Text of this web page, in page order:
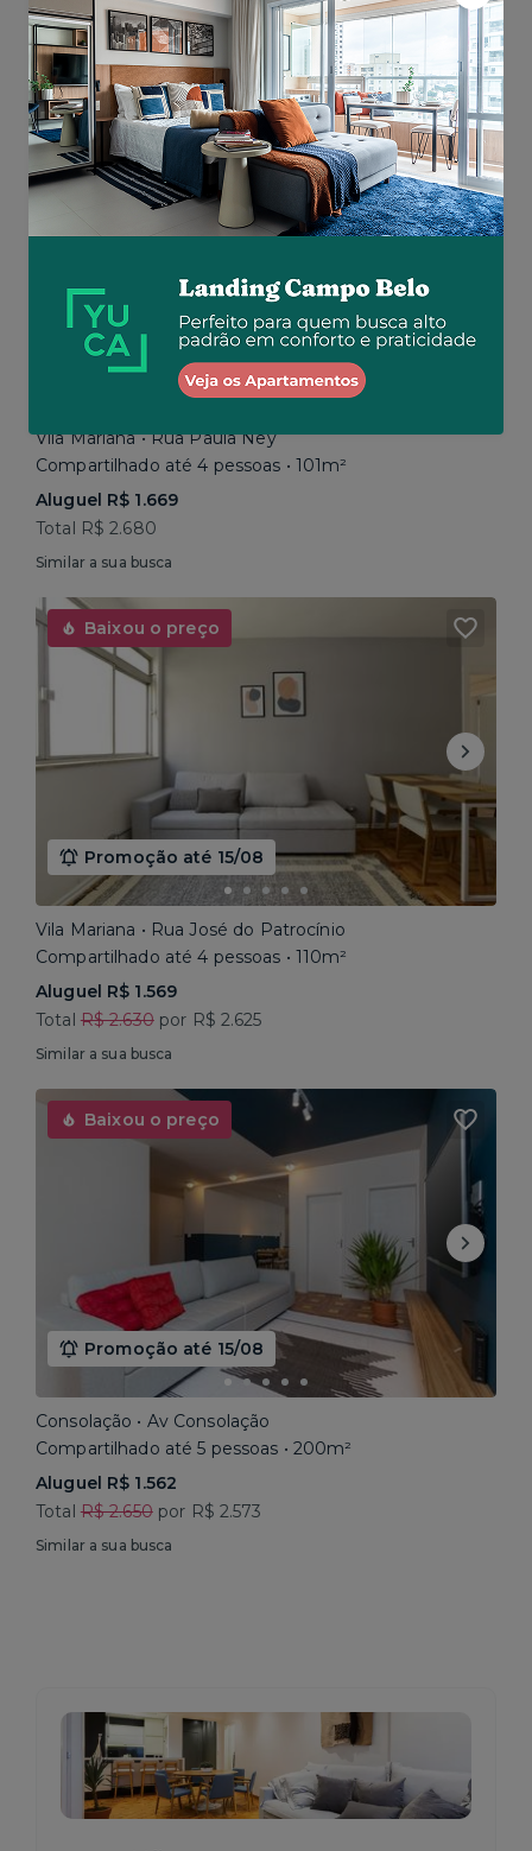
Aluguel R$ 1.777
Total R$ 2.843
Similar a sua busca
Em breve
Vila Mariana • Rua Paula Ney
Compartilhado até 4 pessoas • 101m²
Aluguel R$ 1.669
Total R$ 2.680
Similar a sua busca
Baixou o preço
Promoção até 15/08
Vila Mariana • Rua José do Patrocínio
Compartilhado até 4 pessoas • 110m²
Aluguel R$ 1.569
Total R$ 2.630por R$ 2.625
Similar a sua busca
Baixou o preço
Promoção até 15/08
Consolação • Av Consolação
Compartilhado até 5 pessoas • 200m²
Aluguel R$ 1.562
Total R$ 2.650por R$ 2.573
Similar a sua busca